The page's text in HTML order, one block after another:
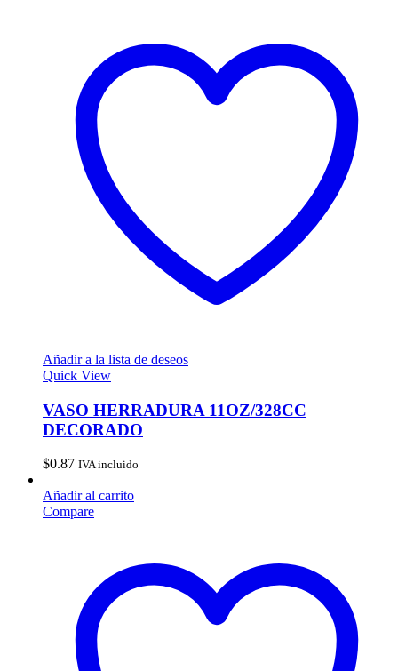
Añadir a la lista de deseos
Quick View
VASO HERRADURA 11OZ/328CC
DECORADO
$0.87 IVA incluido
Añadir al carrito
Compare